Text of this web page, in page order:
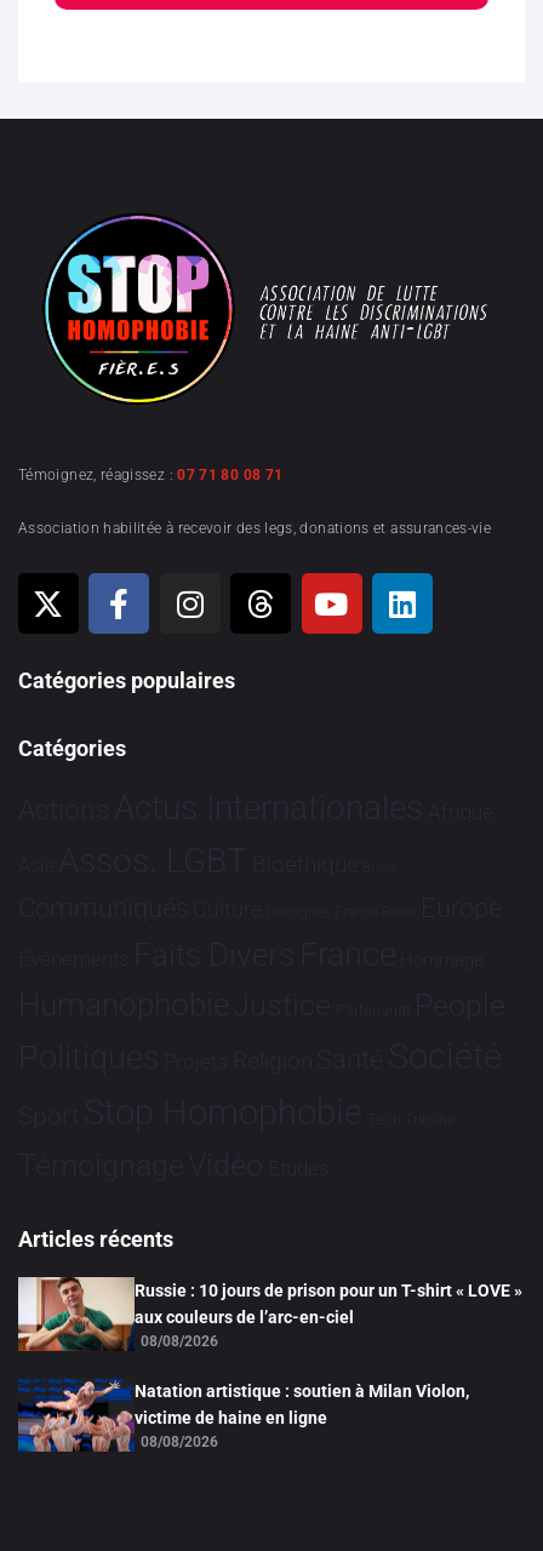
Témoignez, réagissez :07 71 80 08 71
Association habilitée à recevoir des legs, donations et assurances-vie
Catégories populaires
Catégories
Actions Actus Internationales Afrique
Asie Assos. LGBT Bioéthique Brève
Communiqués Culture Dialogues France-Brésil Europe
Evénements Faits Divers France Hommage
HumanophobieJustice Partenariat People
Politiques Projets Religion Santé Société
Sport Stop Homophobie Tech Tribune
TémoignageVidéo Études
Articles récents
Russie : 10 jours de prison pour un T-shirt « LOVE »
aux couleurs de l’arc-en-ciel
08/08/2026
Natation artistique : soutien à Milan Violon,
victime de haine en ligne
08/08/2026